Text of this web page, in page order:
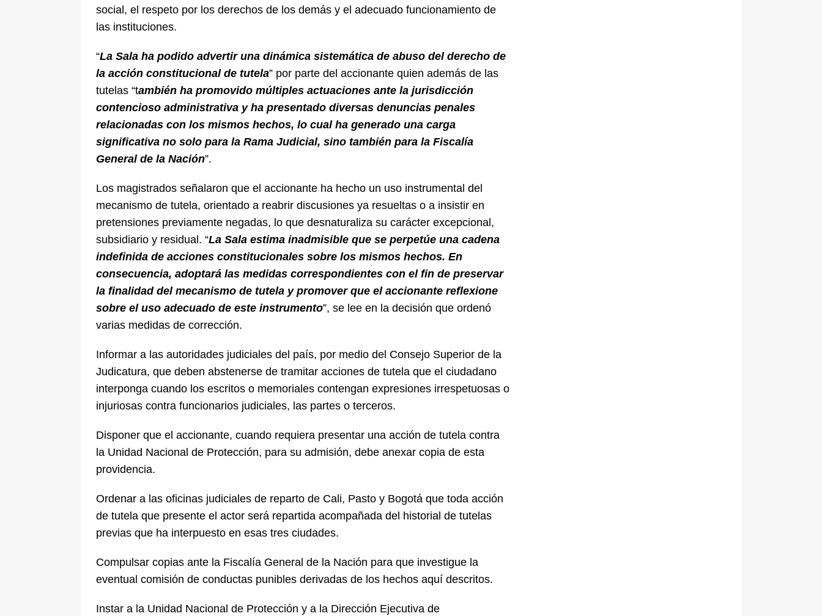
social, el respeto por los derechos de los demás y el adecuado funcionamiento de
las instituciones.
“La Sala ha podido advertir una dinámica sistemática de abuso del derecho de
la acción constitucional de tutela” por parte del accionante quien además de las
tutelas “también ha promovido múltiples actuaciones ante la jurisdicción
contencioso administrativa y ha presentado diversas denuncias penales
relacionadas con los mismos hechos, lo cual ha generado una carga
significativa no solo para la Rama Judicial, sino también para la Fiscalía
General de la Nación”.
Los magistrados señalaron que el accionante ha hecho un uso instrumental del
mecanismo de tutela, orientado a reabrir discusiones ya resueltas o a insistir en
pretensiones previamente negadas, lo que desnaturaliza su carácter excepcional,
subsidiario y residual. “La Sala estima inadmisible que se perpetúe una cadena
indefinida de acciones constitucionales sobre los mismos hechos. En
consecuencia, adoptará las medidas correspondientes con el fin de preservar
la finalidad del mecanismo de tutela y promover que el accionante reflexione
sobre el uso adecuado de este instrumento”, se lee en la decisión que ordenó
varias medidas de corrección.
Informar a las autoridades judiciales del país, por medio del Consejo Superior de la
Judicatura, que deben abstenerse de tramitar acciones de tutela que el ciudadano
interponga cuando los escritos o memoriales contengan expresiones irrespetuosas o
injuriosas contra funcionarios judiciales, las partes o terceros.
Disponer que el accionante, cuando requiera presentar una acción de tutela contra
la Unidad Nacional de Protección, para su admisión, debe anexar copia de esta
providencia.
Ordenar a las oficinas judiciales de reparto de Cali, Pasto y Bogotá que toda acción
de tutela que presente el actor será repartida acompañada del historial de tutelas
previas que ha interpuesto en esas tres ciudades.
Compulsar copias ante la Fiscalía General de la Nación para que investigue la
eventual comisión de conductas punibles derivadas de los hechos aquí descritos.
Instar a la Unidad Nacional de Protección y a la Dirección Ejecutiva de